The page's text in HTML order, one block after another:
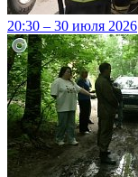
20:30 – 30 июля 2026